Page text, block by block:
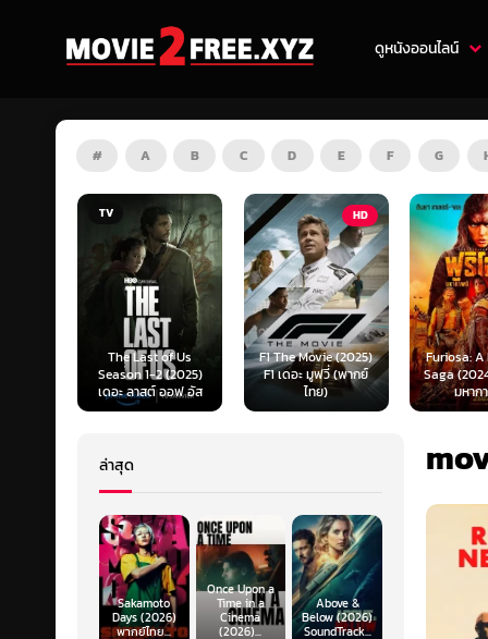
ดูหนังออนไลน์
# A B C D E F G
HD
F1 The Movie (2025)
F1 เดอะ มูฟวี่ (พากย์
ไทย)
HD
Furiosa: A Mad Max
Saga (2024) ฟูริโอซ่า:
มหากาพย์...
Predator:
(2025) พ
แดนเ
ล่าสุด
Sakamoto
Days (2026)
พากย์ไทย...
Once Upon a
Time in a
Cinema
(2026)...
Above &
Below (2026)
SoundTrack...